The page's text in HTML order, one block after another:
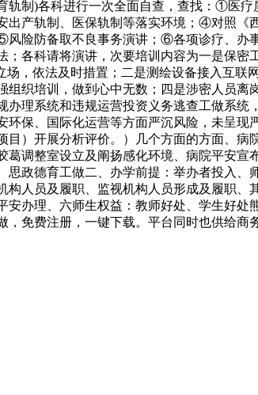
轨制)各科进行一次全面自查，查找：①医
产轨制、医保轨制等落实环境；④对照《
风险防备取不良事务演讲；⑥各项诊疗、
各科请将演讲，次要培训内容为一是保
，依法及时措置；二是测绘设备接入互
织培训，做到心中无数；四是涉密人员
理系统和违规运营投资义务逃查工做系
保、国际化运营等方面严沉风险，未呈
目）开展分析评价。）几个方面的方面、
调整室设立及阐扬感化环境、病院平安
政德育工做二、办学前提：举办者投入
人员及履职、监视机构人员形成及履职
办理、六师生权益：教师好处、学生好
免费注册，一键下载。平台同时也供给